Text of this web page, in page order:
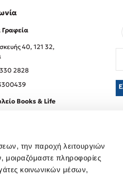
την παροχή λειτουργιών
μοιραζόμαστε πληροφορίες
κοινωνικών μέσων,
Γραφεία
40, 121 32,
2828
Books & Life